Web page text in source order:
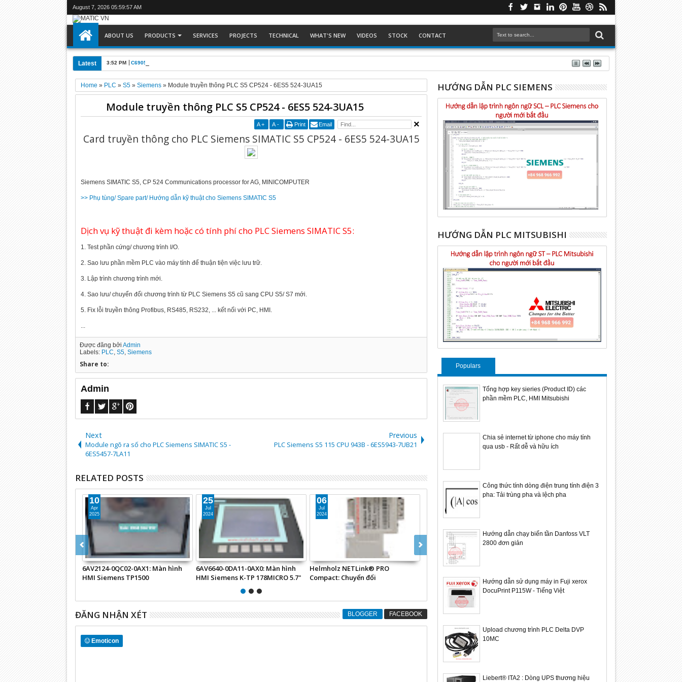
August 7, 2026 05:59:58 AM
ABOUT US PRODUCTS SERVICES PROJECTS TECHNICAL WHAT'S NEW VIDEOS STOCK CONTACT
Latest 3:52 PM C6905-0010 : Máy tính công nghiệp Beckhoff dòng Eco
Home » PLC » S5» Siemens» Module truyền thông PLC S5 CP524 - 6ES5 524-3UA15
Module truyền thông PLC S5 CP524 - 6ES5 524-3UA15
A + A - Print Email
Card truyền thông cho PLC Siemens SIMATIC S5 CP524 - 6ES5 524-3UA15
Siemens SIMATIC S5, CP 524 Communications processor for AG, MINICOMPUTER
>> Phụ tùng/ Spare part/ Hướng dẫn kỹ thuật cho Siemens SIMATIC S5
Dịch vụ kỹ thuật đi kèm hoặc có tính phí cho PLC Siemens SIMATIC S5:
1. Test phần cứng/ chương trình I/O.
2. Sao lưu phần mềm PLC vào máy tính để thuận tiện việc lưu trữ.
3. Lập trình chương trình mới.
4. Sao lưu/ chuyển đổi chương trình từ PLC Siemens S5 cũ sang CPU S5/ S7 mới.
5. Fix lỗi truyền thông Profibus, RS485, RS232, ... kết nối với PC, HMI.
...
Được đăng bởi Admin
Labels: PLC, S5, Siemens
Share to:
Admin
Next
Module ngõ ra số cho PLC Siemens SIMATIC S5 -
6ES5457-7LA11
Previous
PLC Siemens S5 115 CPU 943B - 6ES5943-7UB21
RELATED POSTS
6AV2124-0QC02-0AX1: Màn hình
HMI Siemens TP1500
10
Apr
2025
6AV6640-0DA11-0AX0: Màn hình
HMI Siemens K-TP 178MICRO 5.7"
25
Jul
2024
Helmholz NETLink® PRO
Compact: Chuyển đổi
06
Jul
2024
3UG4501-1AA30: Relay báo mực
nước Siemens
Siemens S7-1200 CPU1214C
31
ĐĂNG NHẬN XÉT BLOGGER FACEBOOK
Emoticon
HƯỚNG DẪN PLC SIEMENS
HƯỚNG DẪN PLC MITSUBISHI
Populars
Tổng hợp key sieries (Product ID) các
phần mềm PLC, HMI Mitsubishi
Chia sẻ internet từ iphone cho máy tính
qua usb - Rất dễ và hữu ích
Công thức tính dòng điện trung tính điện 3
pha: Tải trùng pha và lệch pha
Hướng dẫn chạy biến tần Danfoss VLT
2800 đơn giản
Hướng dẫn sử dụng máy in Fuji xerox
DocuPrint P115W - Tiếng Việt
Upload chương trình PLC Delta DVP
10MC
Liebert® ITA2 : Dòng UPS thương hiệu